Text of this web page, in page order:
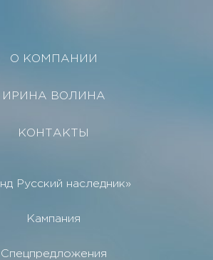
О КОМПАНИИ
ИРИНА ВОЛИНА
КОНТАКТЫ
Русский наследник»
Кампания
Спецпредложения